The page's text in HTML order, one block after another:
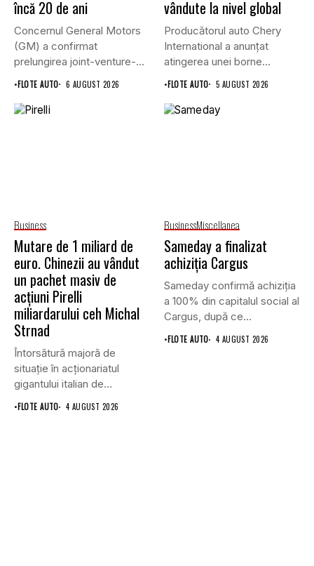
încă 20 de ani
Concernul General Motors
(GM) a confirmat
prelungirea joint-venture-
ului său cu grupul chinez...
•FLOTE AUTO 6 AUGUST 2026
vândute la nivel global
Producătorul auto Chery
International a anunțat
atingerea unei borne
istorice în industria...
•FLOTE AUTO 5 AUGUST 2026
Business
Mutare de 1 miliard de
euro. Chinezii au vândut
un pachet masiv de
acțiuni Pirelli
miliardarului ceh Michal
Strnad
Întorsătură majoră de
situație în acționariatul
gigantului italian de
anvelope Pirelli.
•FLOTE AUTO 4 AUGUST 2026
BusinessMiscellanea
Sameday a finalizat
achiziția Cargus
Sameday confirmă achiziția
a 100% din capitalul social al
Cargus, după ce...
•FLOTE AUTO 4 AUGUST 2026